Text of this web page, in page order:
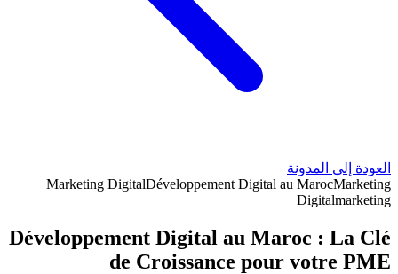
العودة إلى المدونة
Marketing DigitalDéveloppement Digital au MarocMarketing
Digitalmarketing
Développement Digital au Maroc : La Clé
de Croissance pour votre PME